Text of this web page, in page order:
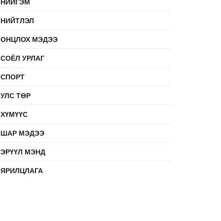
НИЙТЛЭЛ
ОНЦЛОХ МЭДЭЭ
СОЁЛ УРЛАГ
СПОРТ
УЛС ТӨР
ХҮМҮҮС
ШАР МЭДЭЭ
ЭРҮҮЛ МЭНД
ЯРИЛЦЛАГА